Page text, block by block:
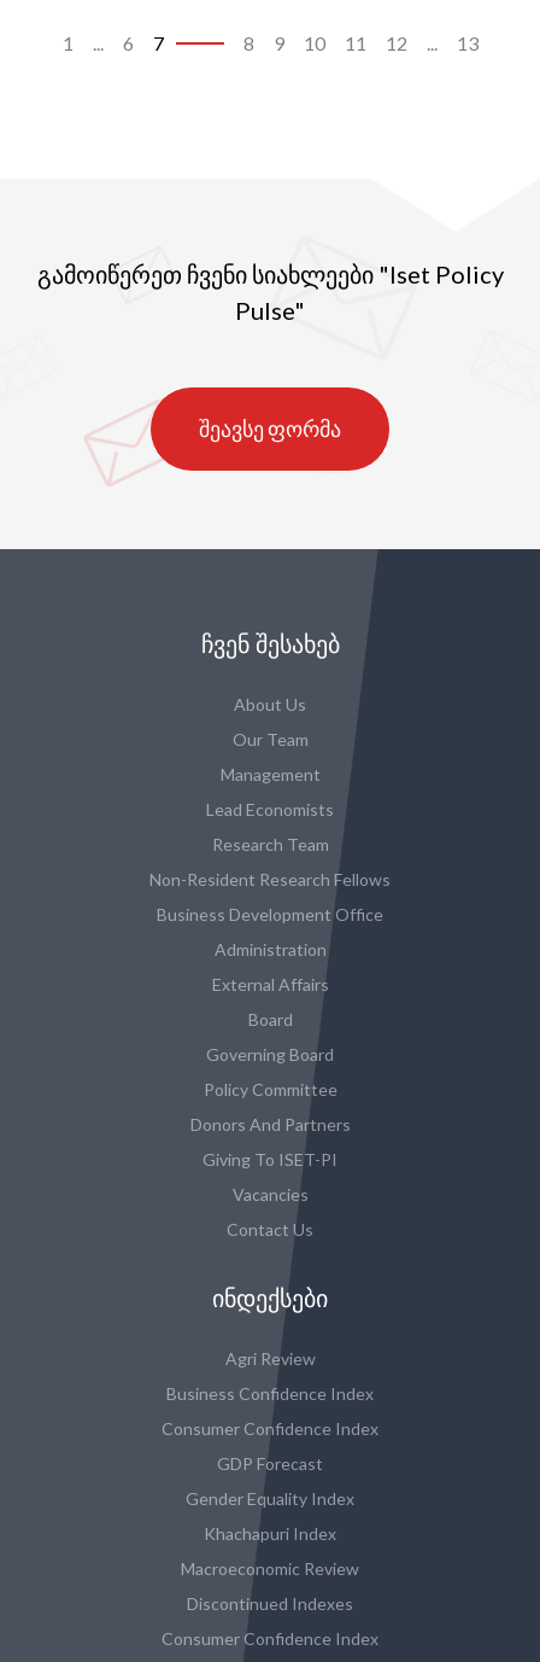
1 ... 6 7 8 9 10 11 12 ... 13
გამოიწერეთ ჩვენი სიახლეები "Iset Policy
Pulse"
შეავსე ფორმა
ᲩᲕᲔᲜ ᲨᲔᲡᲐᲮᲔᲑ
About Us
Our Team
Management
Lead Economists
Research Team
Non-Resident Research Fellows
Business Development Office
Administration
External Affairs
Board
Governing Board
Policy Committee
Donors And Partners
Giving To ISET-PI
Vacancies
Contact Us
ᲘᲜᲓᲔᲥᲡᲔᲑᲘ
Agri Review
Business Confidence Index
Consumer Confidence Index
GDP Forecast
Gender Equality Index
Khachapuri Index
Macroeconomic Review
Discontinued Indexes
Consumer Confidence Index